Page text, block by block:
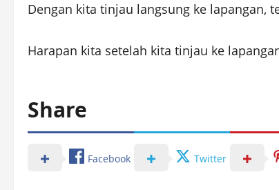
Dengan kita tinjau langsung ke lapangan,
Harapan kita setelah kita tinjau ke
Share
Facebook Twitter